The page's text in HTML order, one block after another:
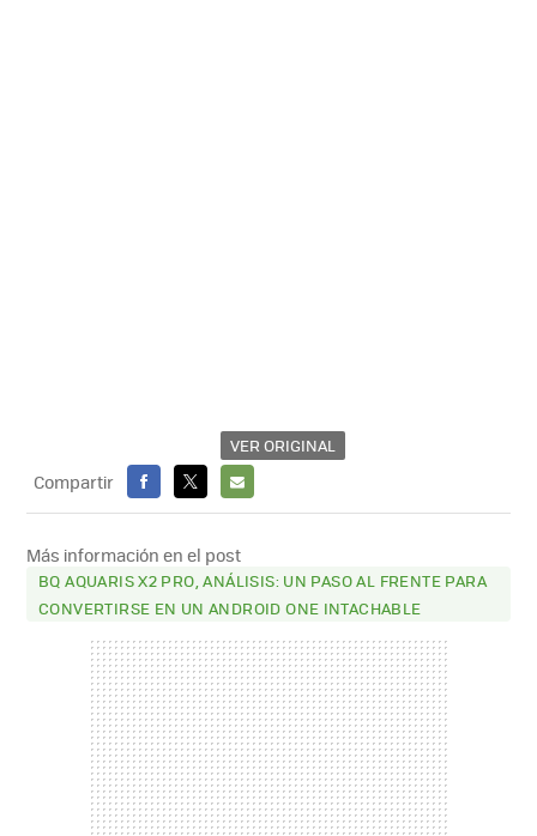
VER ORIGINAL
Compartir
FACEBOOK
X
E-
MAIL
Más información en el post
BQ AQUARIS X2 PRO, ANÁLISIS: UN PASO AL FRENTE PARA
CONVERTIRSE EN UN ANDROID ONE INTACHABLE